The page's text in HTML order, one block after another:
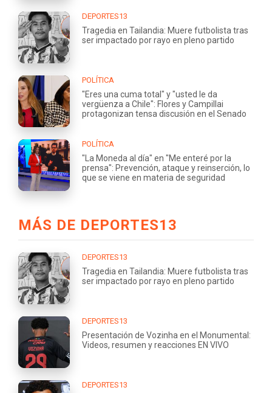
DEPORTES13
Tragedia en Tailandia: Muere futbolista tras
ser impactado por rayo en pleno partido
POLÍTICA
"Eres una cuma total" y "usted le da
vergüenza a Chile": Flores y Campillai
protagonizan tensa discusión en el Senado
POLÍTICA
"La Moneda al día" en "Me enteré por la
prensa": Prevención, ataque y reinserción, lo
que se viene en materia de seguridad
MÁS DE DEPORTES13
DEPORTES13
Tragedia en Tailandia: Muere futbolista tras
ser impactado por rayo en pleno partido
DEPORTES13
Presentación de Vozinha en el Monumental:
Videos, resumen y reacciones EN VIVO
DEPORTES13